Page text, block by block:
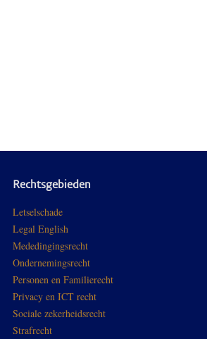
Rechtsgebieden
Letselschade
Legal English
Mededingingsrecht
Ondernemingsrecht
Personen en Familierecht
Privacy en ICT recht
Sociale zekerheidsrecht
Strafrecht